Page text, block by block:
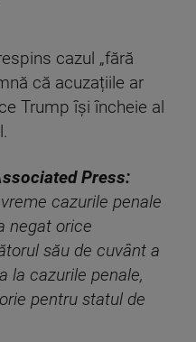
cazul „fără
că acuzațiile ar
Trump își încheie al
Press:
cazurile penale
negat orice
său de cuvânt a
la cazurile penale,
pentru statul de